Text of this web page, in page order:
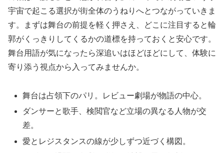
宇宙で起こる選択が街全体のうねりへとつながっていきま
す。まずは舞台の前提を軽く押さえ、どこに注目すると輪
郭がくっきりしてくるかの道標を持っておくと安心です。
舞台用語が気になったら深追いはほどほどにして、体験に
寄り添う視点から入ってみませんか。
舞台は占領下のパリ。レビュー劇場が物語の中心。
ダンサーと歌手、検閲官など立場の異なる人物が交
差。
愛とレジスタンスの線が少しずつ近づく構図。